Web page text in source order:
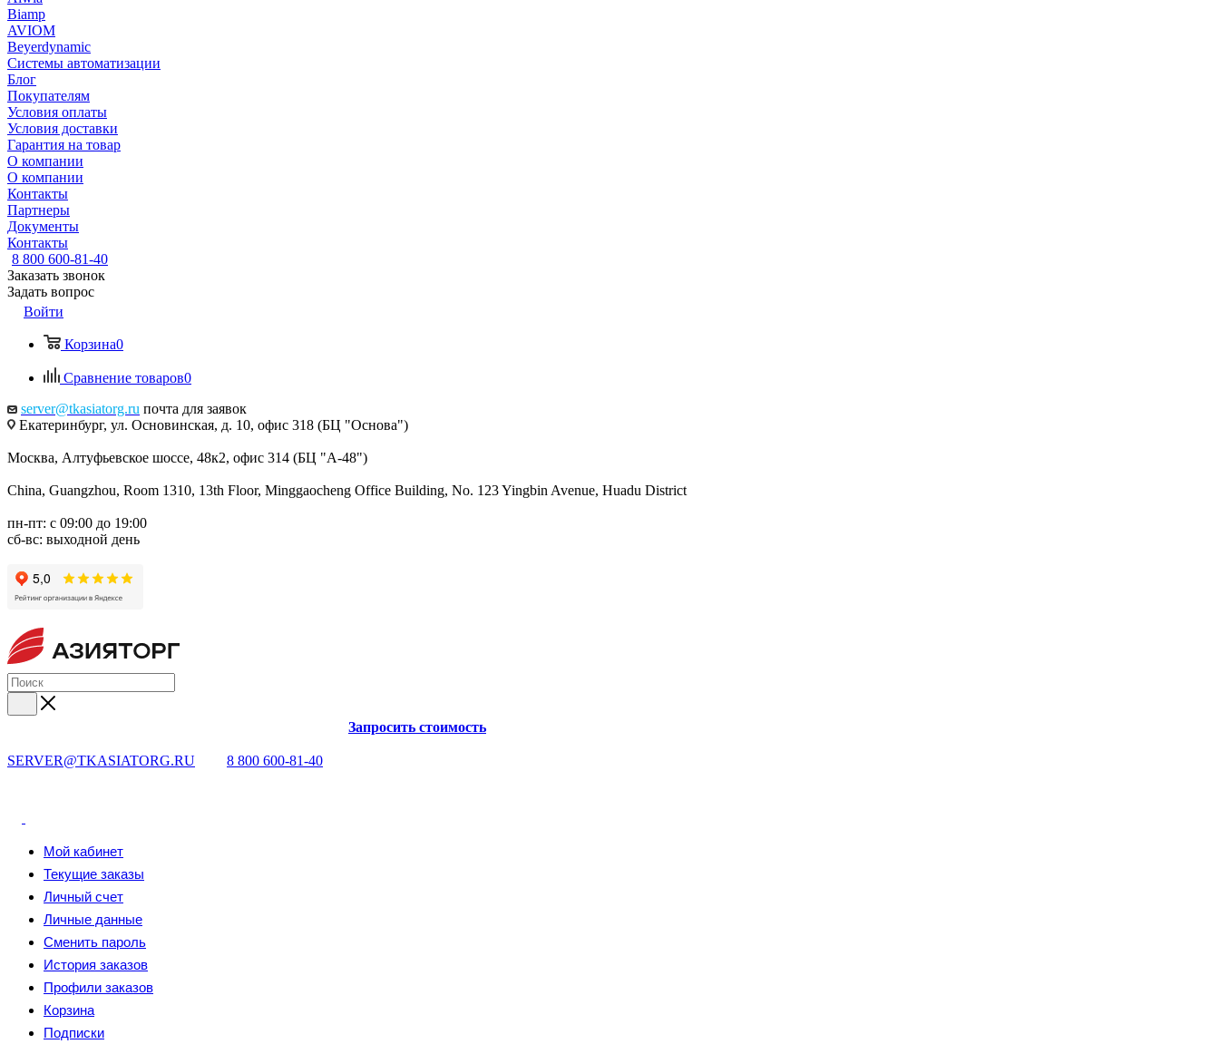
Biamp
AVIOM
Beyerdynamic
Системы автоматизации
Блог
Покупателям
Условия оплаты
Условия доставки
Гарантия на товар
О компании
О компании
Контакты
Партнеры
Документы
Контакты
8 800 600-81-40
Заказать звонок
Задать вопрос
Войти
Корзина0
Сравнение товаров0
server@tkasiatorg.ru почта для заявок
Екатеринбург, ул. Основинская, д. 10, офис 318 (БЦ "Основа")
Москва, Алтуфьевское шоссе, 48к2, офис 314 (БЦ "А-48")
China, Guangzhou, Room 1310, 13th Floor, Minggaocheng Office Building, No. 123 Yingbin Avenue, Huadu District
пн-пт: с 09:00 до 19:00
сб-вс: выходной день
SERVER@TKASIATORG.RU 8 800 600-81-40
Запросить стоимость
Мой кабинет
Текущие заказы
Личный счет
Личные данные
Сменить пароль
История заказов
Профили заказов
Корзина
Подписки